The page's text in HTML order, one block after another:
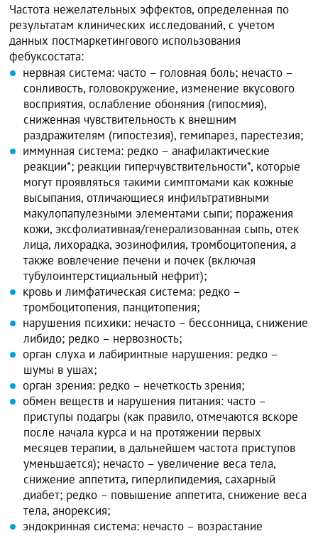
Частота нежелательных эффектов, определенная по
результатам клинических исследований, с учетом
данных постмаркетингового использования
фебуксостата:
нервная система: часто – головная боль; нечасто –
сонливость, головокружение, изменение вкусового
восприятия, ослабление обоняния (гипосмия),
сниженная чувствительность к внешним
раздражителям (гипостезия), гемипарез, парестезия;
иммунная система: редко – анафилактические
реакции*; реакции гиперчувствительности*, которые
могут проявляться такими симптомами как кожные
высыпания, отличающиеся инфильтративными
макулопапулезными элементами сыпи; поражения
кожи, эксфолиативная/генерализованная сыпь, отек
лица, лихорадка, эозинофилия, тромбоцитопения, а
также вовлечение печени и почек (включая
тубулоинтерстициальный нефрит);
кровь и лимфатическая система: редко –
тромбоцитопения, панцитопения;
нарушения психики: нечасто – бессонница, снижение
либидо; редко – нервозность;
орган слуха и лабиринтные нарушения: редко –
шумы в ушах;
орган зрения: редко – нечеткость зрения;
обмен веществ и нарушения питания: часто –
приступы подагры (как правило, отмечаются вскоре
после начала курса и на протяжении первых
месяцев терапии, в дальнейшем частота приступов
уменьшается); нечасто – увеличение веса тела,
снижение аппетита, гиперлипидемия, сахарный
диабет; редко – повышение аппетита, снижение веса
тела, анорексия;
эндокринная система: нечасто – возрастание